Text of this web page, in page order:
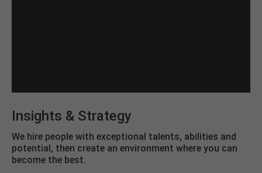
Insights & Strategy
We hire people with exceptional talents, abilities and
potential, then create an environment where you can
become the best.